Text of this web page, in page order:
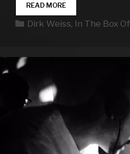
READ MOREIN
THE
BOX
Kategorien
Dirk Weiss, In The Box Of